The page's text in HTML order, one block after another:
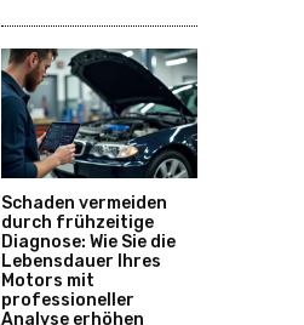
Schaden vermeiden
durch frühzeitige
Diagnose: Wie Sie die
Lebensdauer Ihres
Motors mit
professioneller
Analyse erhöhen